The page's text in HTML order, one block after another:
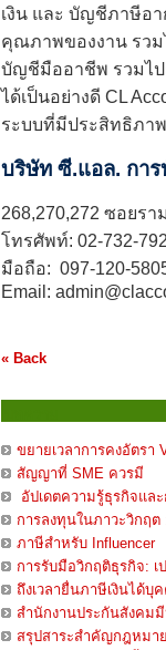
เงิน และ บัญชีภาษีอ
คุณภาพของงาน รวม
บัญชีมืออาชีพ รวมไป
ได้เป็นอย่างดี CL
ระบบที่มีประสิทธิภา
บริษัท ซี.แอล. กา
268,270,272 ซอยร
โทรศัพท์: 02-732-
มือถือ: 097-120-
Email:
« Back
ขยายเวลาการคงอัตรา
สัญญาที่ SME ควรมี
อัปเดตความรู้ธุรกิจแล
การลงทุนในภาวะวิกฤ
ภาษีสำหรับ Influencer
การรับมือวิกฤติธุรกิจ: เ
ถึงเวลายื่นภาษีเงินได้บุ
สำนักงานประกันสังคมมี
สรุปสาระสำคัญกฎหมา